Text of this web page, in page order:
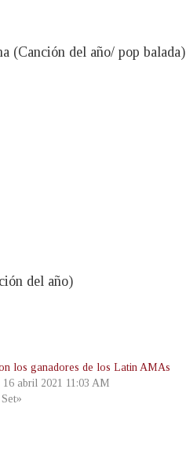
(Canción del año/ pop balada)
del año)
los ganadores de los Latin AMAs
16 abril 2021 11:03 AM